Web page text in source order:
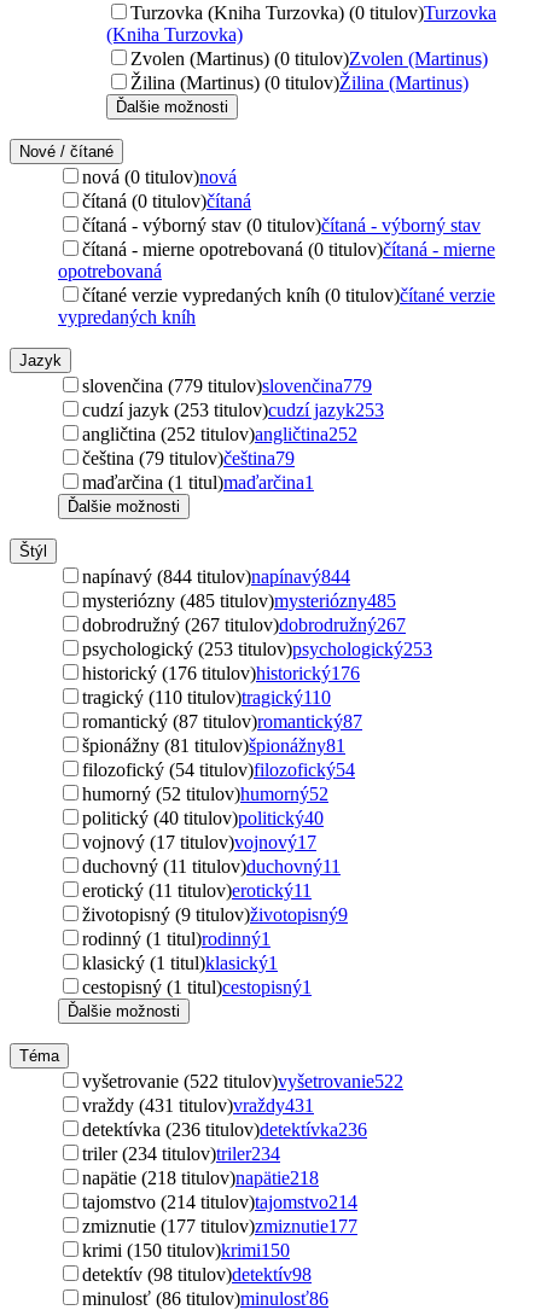
Turzovka (Kniha Turzovka) (0 titulov)Turzovka
(Kniha Turzovka)
Zvolen (Martinus) (0 titulov)Zvolen (Martinus)
Žilina (Martinus) (0 titulov)Žilina (Martinus)
Ďalšie možnosti
Nové / čítané
nová (0 titulov)nová
čítaná (0 titulov)čítaná
čítaná - výborný stav (0 titulov)čítaná - výborný stav
čítaná - mierne opotrebovaná (0 titulov)čítaná - mierne
opotrebovaná
čítané verzie vypredaných kníh (0 titulov)čítané verzie
vypredaných kníh
Jazyk
slovenčina (779 titulov)slovenčina779
cudzí jazyk (253 titulov)cudzí jazyk253
angličtina (252 titulov)angličtina252
čeština (79 titulov)čeština79
maďarčina (1 titul)maďarčina1
Ďalšie možnosti
Štýl
napínavý (844 titulov)napínavý844
mysteriózny (485 titulov)mysteriózny485
dobrodružný (267 titulov)dobrodružný267
psychologický (253 titulov)psychologický253
historický (176 titulov)historický176
tragický (110 titulov)tragický110
romantický (87 titulov)romantický87
špionážny (81 titulov)špionážny81
filozofický (54 titulov)filozofický54
humorný (52 titulov)humorný52
politický (40 titulov)politický40
vojnový (17 titulov)vojnový17
duchovný (11 titulov)duchovný11
erotický (11 titulov)erotický11
životopisný (9 titulov)životopisný9
rodinný (1 titul)rodinný1
klasický (1 titul)klasický1
cestopisný (1 titul)cestopisný1
Ďalšie možnosti
Téma
vyšetrovanie (522 titulov)vyšetrovanie522
vraždy (431 titulov)vraždy431
detektívka (236 titulov)detektívka236
triler (234 titulov)triler234
napätie (218 titulov)napätie218
tajomstvo (214 titulov)tajomstvo214
zmiznutie (177 titulov)zmiznutie177
krimi (150 titulov)krimi150
detektív (98 titulov)detektív98
minulosť (86 titulov)minulosť86